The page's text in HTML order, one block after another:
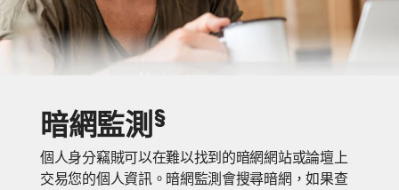
台灣
暗網監測 §
個人身分竊賊可以在難以找到的暗網網站或論壇上
交易您的個人資訊。暗網監測會搜尋暗網，如果查